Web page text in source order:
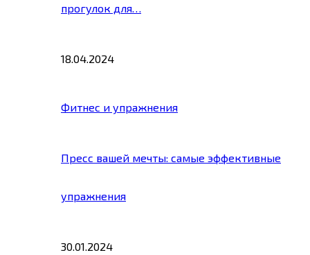
прогулок для…
18.04.2024
Фитнес и упражнения
Пресс вашей мечты: самые эффективные
упражнения
30.01.2024